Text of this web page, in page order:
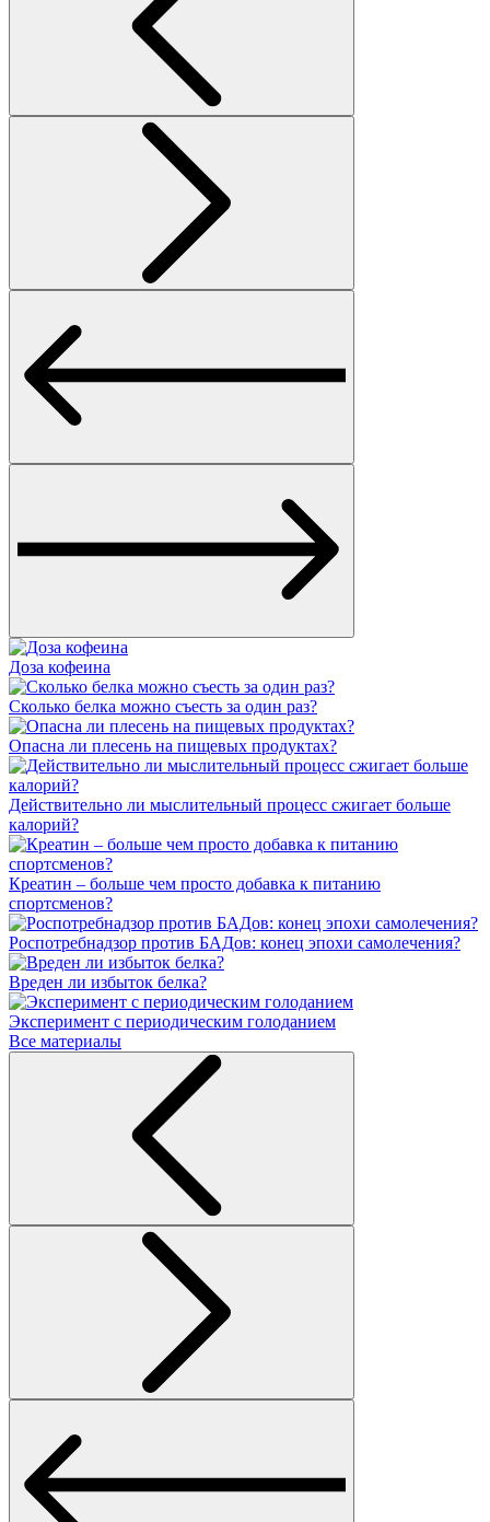
Доза кофеина
Сколько белка можно съесть за один раз?
Опасна ли плесень на пищевых продуктах?
Действительно ли мыслительный процесс сжигает больше
калорий?
Креатин – больше чем просто добавка к питанию
спортсменов?
Роспотребнадзор против БАДов: конец эпохи самолечения?
Вреден ли избыток белка?
Эксперимент с периодическим голоданием
Все материалы